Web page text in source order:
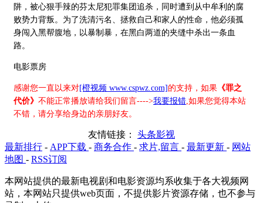
阱，被心狠手辣的芬太尼犯罪集团追杀，同时遭到从中牟利的腐
败势力背叛。为了洗清污名、拯救自己和家人的性命，他必须孤
身闯入黑帮腹地，以暴制暴，在黑白两道的夹缝中杀出一条血
路。
电影票房
感谢您一直以来对[橙视频 www.cspwz.com] 的支持，如果 《罪之
代价》 不能正常播放请给我们留言---->我要报错,如果您觉得本站
不错，请分享给身边的亲朋好友。
友情链接： 头条影视
最新排行 - APP下载 - 商务合作 - 求片,留言 - 最新更新 - 网站
地图 - RSS订阅
本网站提供的最新电视剧和电影资源均系收集于各大视频网
站，本网站只提供web页面，不提供影片资源存储，也不参与